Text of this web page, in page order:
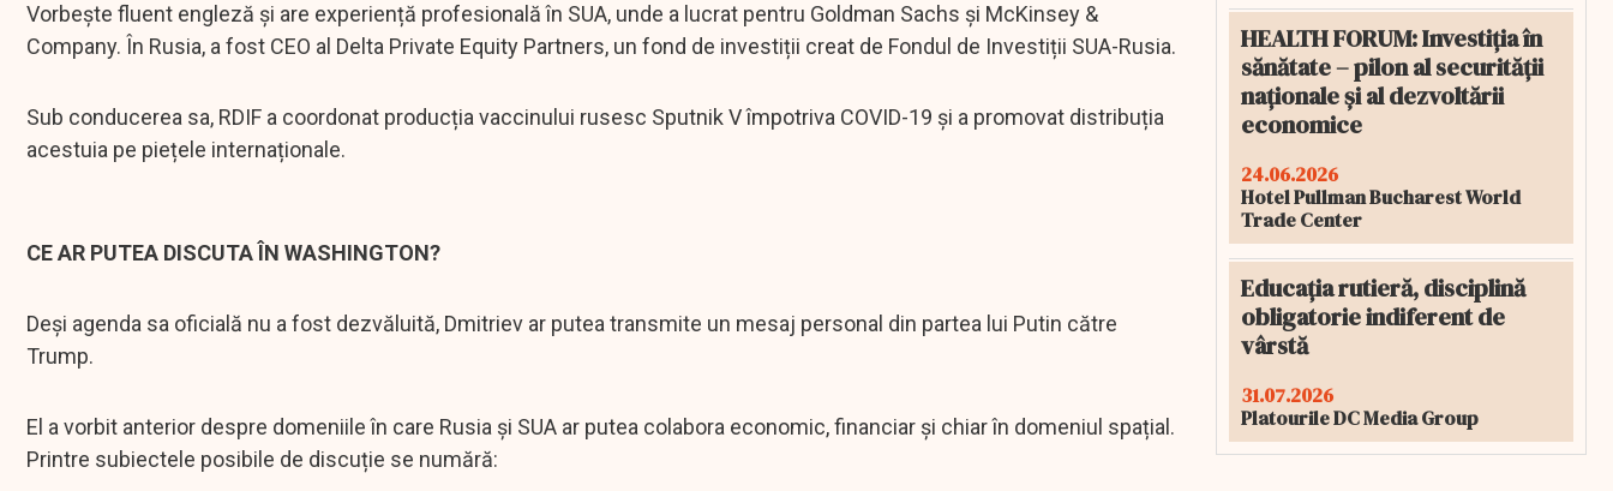
Vorbește fluent engleză și are experiență profesională în SUA, unde a lucrat pentru Goldman Sachs și McKinsey &
Company. În Rusia, a fost CEO al Delta Private Equity Partners, un fond de investiții creat de Fondul de Investiții SUA-Rusia.
Sub conducerea sa, RDIF a coordonat producția vaccinului rusesc Sputnik V împotriva COVID-19 și a promovat distribuția
acestuia pe piețele internaționale.
CE AR PUTEA DISCUTA ÎN WASHINGTON?
Deși agenda sa oficială nu a fost dezvăluită, Dmitriev ar putea transmite un mesaj personal din partea lui Putin către
Trump.
El a vorbit anterior despre domeniile în care Rusia și SUA ar putea colabora economic, financiar și chiar în domeniul spațial.
Printre subiectele posibile de discuție se numără:
HEALTH FORUM: Investiția în
sănătate – pilon al securității
naționale și al dezvoltării
economice
24.06.2026
Hotel Pullman Bucharest World
Trade Center
Educația rutieră, disciplină
obligatorie indiferent de
vârstă
31.07.2026
Platourile DC Media Group